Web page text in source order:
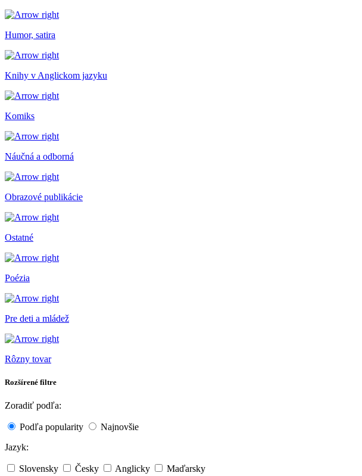
Humor, satira
Knihy v Anglickom jazyku
Komiks
Náučná a odborná
Obrazové publikácie
Ostatné
Poézia
Pre deti a mládež
Rôzny tovar
Rozšírené filtre
Zoradiť podľa:
Podľa popularity
Najnovšie
Jazyk:
Slovensky Česky Anglicky Maďarsky